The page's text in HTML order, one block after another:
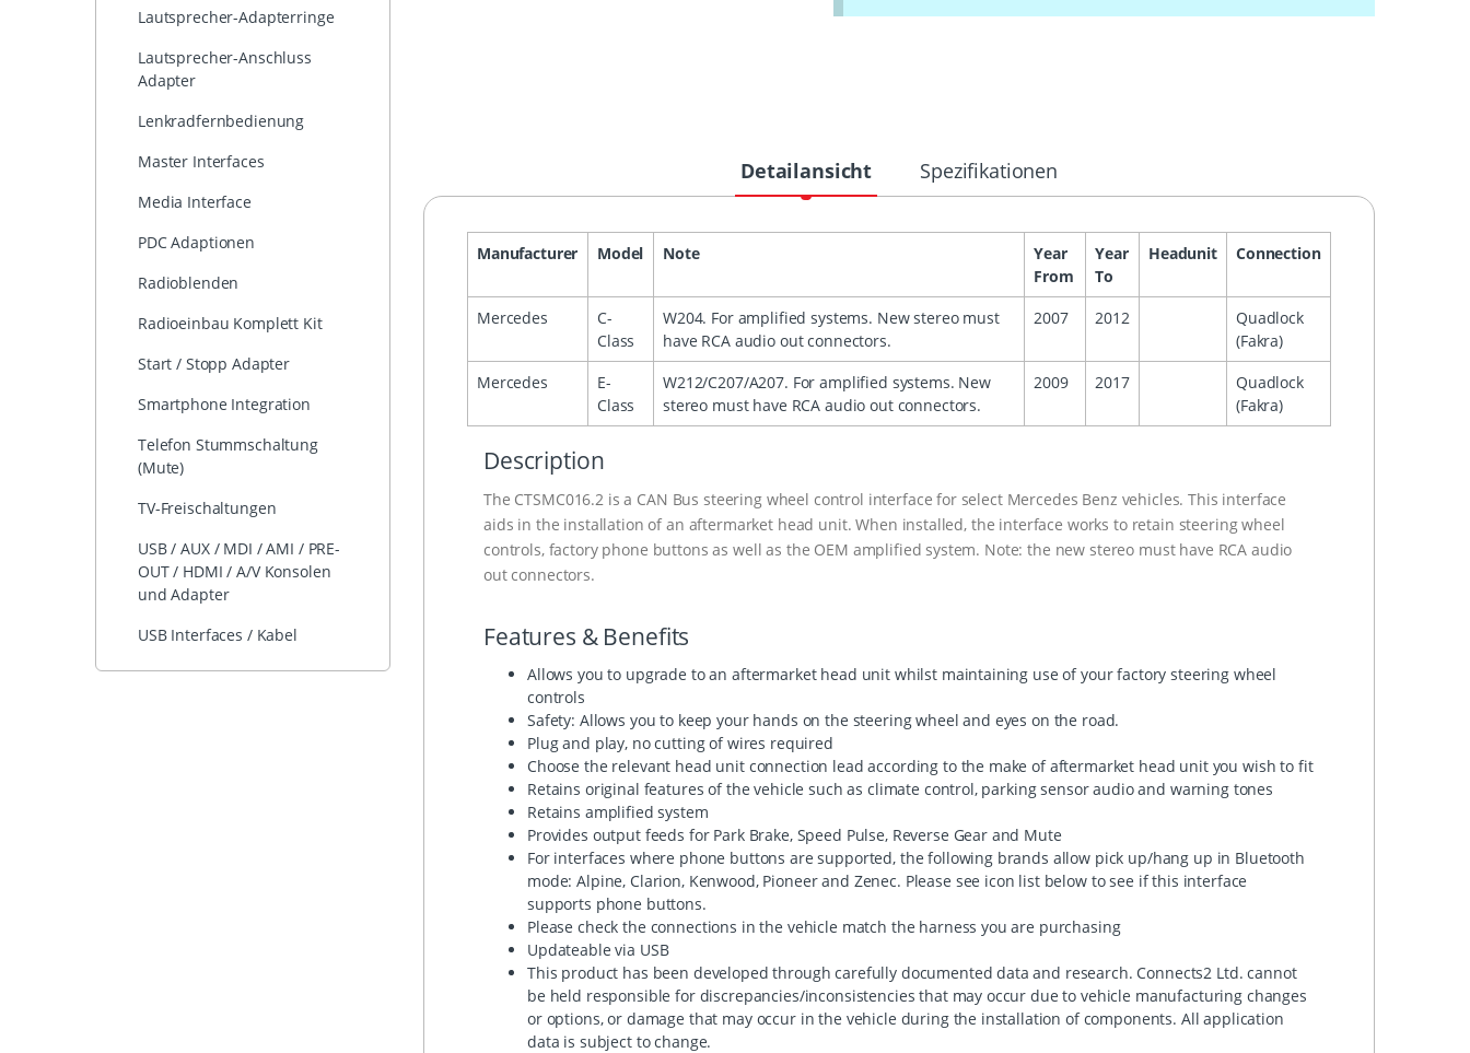
Lautsprecher-Adapterringe
Lautsprecher-Anschluss
Adapter
Lenkradfernbedienung
Master Interfaces
Media Interface
PDC Adaptionen
Radioblenden
Radioeinbau Komplett Kit
Start / Stopp Adapter
Smartphone Integration
Telefon Stummschaltung
(Mute)
TV-Freischaltungen
USB / AUX / MDI / AMI / PRE-
OUT / HDMI / A/V Konsolen
und Adapter
USB Interfaces / Kabel
Detailansicht Spezifikationen
Manufacturer Model Note
Year
From
Year
To
Headunit Connection
Mercedes
C-
Class
W204. For amplified systems. New stereo must
have RCA audio out connectors.
2007 2012
Quadlock
(Fakra)
Mercedes
E-
Class
W212/C207/A207. For amplified systems. New
stereo must have RCA audio out connectors.
2009 2017
Quadlock
(Fakra)
Description
The CTSMC016.2 is a CAN Bus steering wheel control interface for select Mercedes Benz vehicles. This interface
aids in the installation of an aftermarket head unit. When installed, the interface works to retain steering wheel
controls, factory phone buttons as well as the OEM amplified system. Note: the new stereo must have RCA audio
out connectors.
Features & Benefits
Allows you to upgrade to an aftermarket head unit whilst maintaining use of your factory steering wheel
controls
Safety: Allows you to keep your hands on the steering wheel and eyes on the road.
Plug and play, no cutting of wires required
Choose the relevant head unit connection lead according to the make of aftermarket head unit you wish to fit
Retains original features of the vehicle such as climate control, parking sensor audio and warning tones
Retains amplified system
Provides output feeds for Park Brake, Speed Pulse, Reverse Gear and Mute
For interfaces where phone buttons are supported, the following brands allow pick up/hang up in Bluetooth
mode: Alpine, Clarion, Kenwood, Pioneer and Zenec. Please see icon list below to see if this interface
supports phone buttons.
Please check the connections in the vehicle match the harness you are purchasing
Updateable via USB
This product has been developed through carefully documented data and research. Connects2 Ltd. cannot
be held responsible for discrepancies/inconsistencies that may occur due to vehicle manufacturing changes
or options, or damage that may occur in the vehicle during the installation of components. All application
data is subject to change.